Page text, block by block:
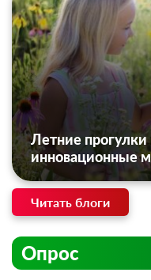
Летние прогулки
инновационные
Читать блоги
Опрос